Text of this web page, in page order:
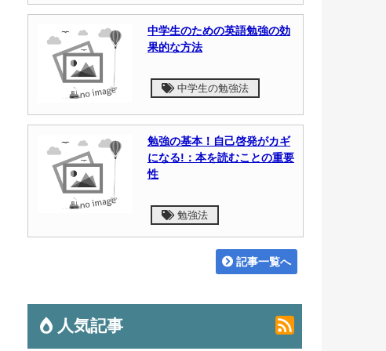
中学生のための英語勉強の効
果的な方法
中学生の勉強法
勉強の基本！自己啓発がカギ
になる!：本を読むことの重要
性
勉強法
記事一覧へ
人気記事